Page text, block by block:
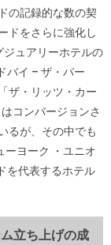
の記録的な数の契
ドをさらに強化し
ュアリーホテルの
バイ – ザ・パー
ザ・リッツ・カー
コンバージョンさ
るが、その中でも
ーヨーク ・ユニオ
を代表するホテル
立ち上げの成